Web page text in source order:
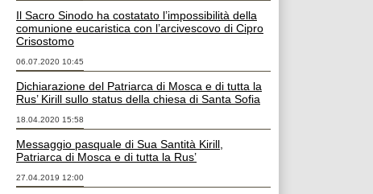
Il Sacro Sinodo ha costatato l’impossibilità della
comunione eucaristica con l’arcivescovo di Cipro
Crisostomo
06.07.2020 10:45
Dichiarazione del Patriarca di Mosca e di tutta la
Rus’ Kirill sullo status della chiesa di Santa Sofia
18.04.2020 15:58
Messaggio pasquale di Sua Santità Kirill,
Patriarca di Mosca e di tutta la Rus’
27.04.2019 12:00